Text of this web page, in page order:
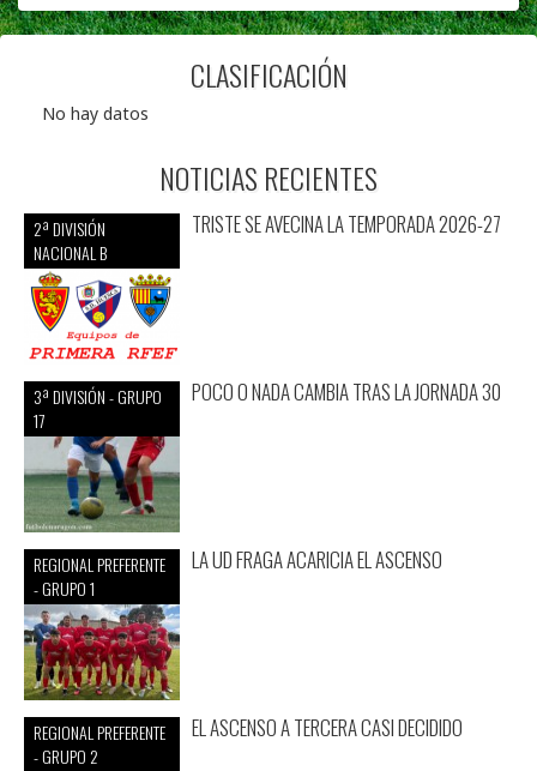
CLASIFICACIÓN
No hay datos
NOTICIAS RECIENTES
2ª DIVISIÓN
NACIONAL B
TRISTE SE AVECINA LA TEMPORADA 2026-27
3ª DIVISIÓN - GRUPO
17
POCO O NADA CAMBIA TRAS LA JORNADA 30
REGIONAL PREFERENTE
- GRUPO 1
LA UD FRAGA ACARICIA EL ASCENSO
REGIONAL PREFERENTE
- GRUPO 2
EL ASCENSO A TERCERA CASI DECIDIDO